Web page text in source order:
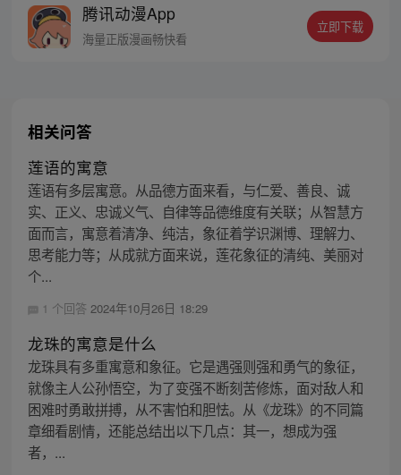
腾讯动漫App
海量正版漫画畅快看
立即下载
相关问答
莲语的寓意
莲语有多层寓意。从品德方面来看，与仁爱、善良、诚
实、正义、忠诚义气、自律等品德维度有关联；从智慧方
面而言，寓意着清净、纯洁，象征着学识渊博、理解力、
思考能力等；从成就方面来说，莲花象征的清纯、美丽对
个...
1 个回答 2024年10月26日 18:29
龙珠的寓意是什么
龙珠具有多重寓意和象征。它是遇强则强和勇气的象征，
就像主人公孙悟空，为了变强不断刻苦修炼，面对敌人和
困难时勇敢拼搏，从不害怕和胆怯。从《龙珠》的不同篇
章细看剧情，还能总结出以下几点：其一，想成为强
者，...